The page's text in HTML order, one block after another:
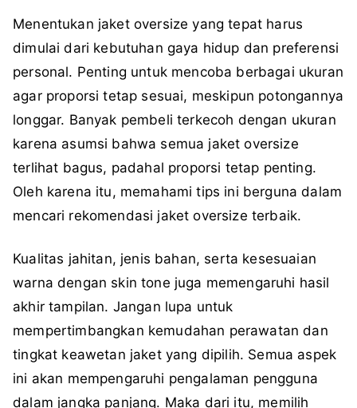
Menentukan jaket oversize yang tepat harus
dimulai dari kebutuhan gaya hidup dan preferensi
personal. Penting untuk mencoba berbagai ukuran
agar proporsi tetap sesuai, meskipun potongannya
longgar. Banyak pembeli terkecoh dengan ukuran
karena asumsi bahwa semua jaket oversize
terlihat bagus, padahal proporsi tetap penting.
Oleh karena itu, memahami tips ini berguna dalam
mencari rekomendasi jaket oversize terbaik.
Kualitas jahitan, jenis bahan, serta kesesuaian
warna dengan skin tone juga memengaruhi hasil
akhir tampilan. Jangan lupa untuk
mempertimbangkan kemudahan perawatan dan
tingkat keawetan jaket yang dipilih. Semua aspek
ini akan mempengaruhi pengalaman pengguna
dalam jangka panjang. Maka dari itu, memilih